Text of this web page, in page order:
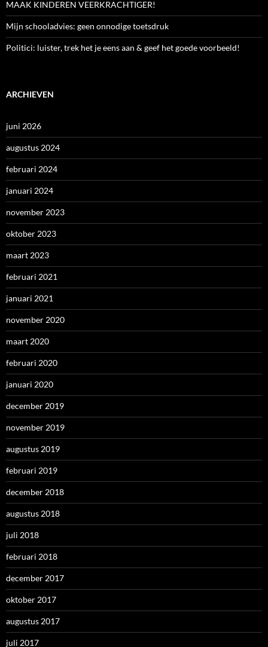
MAAK KINDEREN VEERKRACHTIGER!
Mijn schooladvies: geen onnodige toetsdruk
Politici: luister, trek het je eens aan & geef het goede voorbeeld!
ARCHIEVEN
juni 2026
augustus 2024
februari 2024
januari 2024
november 2023
oktober 2023
maart 2023
februari 2021
januari 2021
november 2020
maart 2020
februari 2020
januari 2020
december 2019
november 2019
augustus 2019
februari 2019
december 2018
augustus 2018
juli 2018
februari 2018
december 2017
oktober 2017
augustus 2017
juli 2017